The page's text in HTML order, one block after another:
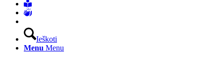
Ieškoti
Menu Menu